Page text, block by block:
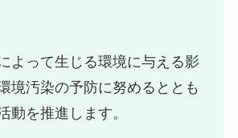
よって生じる環境に与える影
境汚染の予防に努めるととも
動を推進します。